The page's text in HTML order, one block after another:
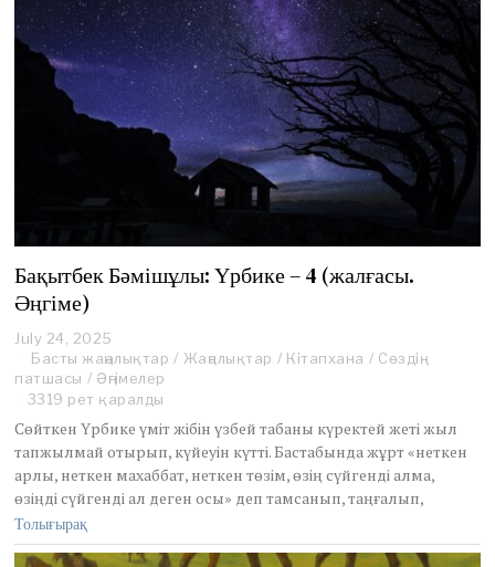
Бақытбек Бәмішұлы: Үрбике – 4 (жалғасы.
Әңгіме)
July 24, 2025
u
l
y
5
,
2
0
Басты жаңалықтар / Жаңалықтар / Кітапхана / Сөздің
патшасы / Әңгімелер
3319 рет қаралды
Сөйткен Үрбике үміт жібін үзбей табаны күректей жеті жыл
тапжылмай отырып, күйеуін күтті. Бастабында жұрт «неткен
арлы, неткен махаббат, неткен төзім, өзің сүйгенді алма,
өзіңді сүйгенді ал деген осы» деп тамсанып, таңғалып,
Толығырақ